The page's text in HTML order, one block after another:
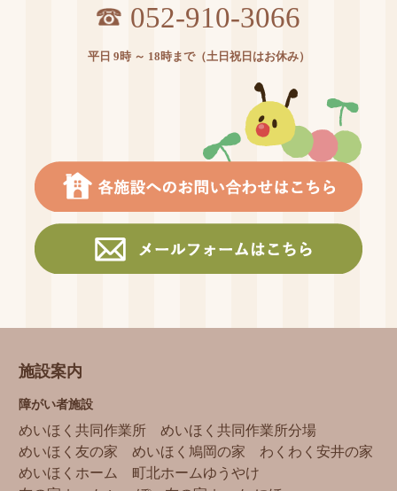
052-910-3066
平日 9時 ～ 18時まで（土日祝日はお休み）
施設案内
障がい者施設
めいほく共同作業所
めいほく共同作業所分場
めいほく友の家
めいほく鳩岡の家
わくわく安井の家
めいほくホーム
町北ホームゆうやけ